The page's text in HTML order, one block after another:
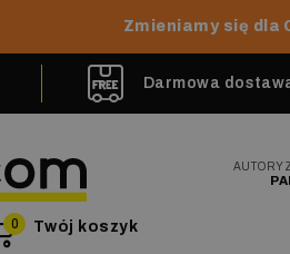
Zmieniamy się dla
Darmowa
Twój koszyk
0